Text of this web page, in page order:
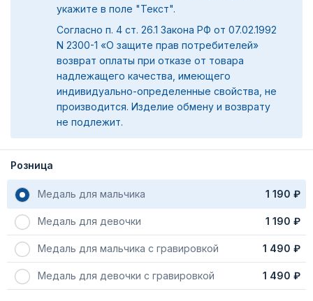
укажите в поле "Текст".
Согласно п. 4 ст. 26.1 Закона РФ от 07.02.1992
N 2300-1 «О защите прав потребителей»
возврат оплаты при отказе от товара
надлежащего качества, имеющего
индивидуально-определенные свойства, не
производится. Изделие обмену и возврату
не подлежит.
Розница
Медаль для мальчика 1 190 ₽
Медаль для девочки 1 190 ₽
Медаль для мальчика с гравировкой 1 490 ₽
Медаль для девочки с гравировкой 1 490 ₽